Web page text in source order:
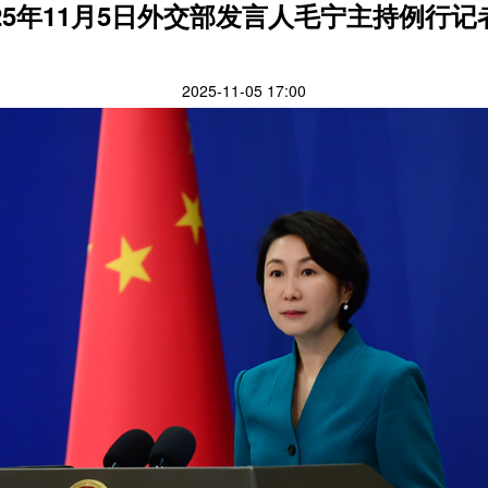
年11月5日外交部发言人毛宁主持例行记
2025-11-05 17:00